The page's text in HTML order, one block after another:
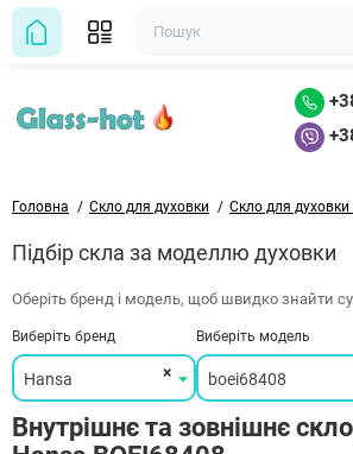
Головна Скло для духовки Скло для духовки
Підбір скла за моделлю духовки
Оберіть бренд і модель, щоб швидко знайти
Виберіть бренд
×
Hansa
Виберіть модель
boei68408
Внутрішнє та зовнішнє